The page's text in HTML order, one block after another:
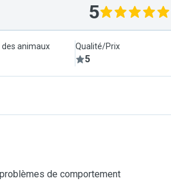
5
des animaux Qualité/Prix
5
de comportement